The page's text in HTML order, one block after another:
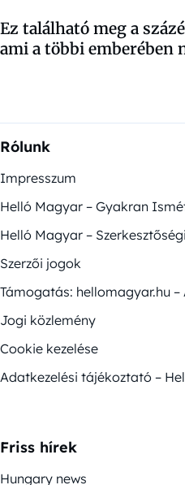
Ez található meg a
ami a többi emberében
Rólunk
Impresszum
Helló Magyar – Gyakran
Helló Magyar –
Szerzői jogok
Támogatás: hellomagyar.hu –
Jogi közlemény
Cookie kezelése
Adatkezelési tájékoztató –
Friss hírek
Hungary news